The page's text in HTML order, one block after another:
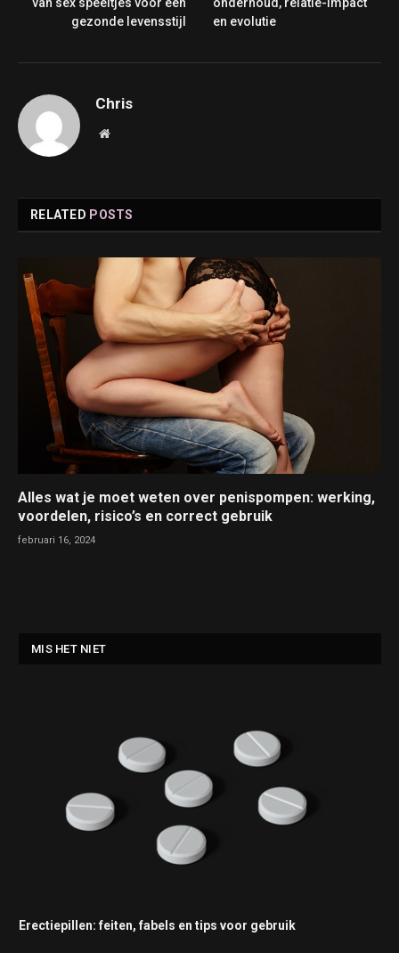
gezonde levensstijl
en evolutie
Chris
Website
RELATED POSTS
Alles wat je moet weten over penispompen: werking,
voordelen, risico’s en correct gebruik
februari 16, 2024
MIS HET NIET
Erectiepillen: feiten, fabels en tips voor gebruik